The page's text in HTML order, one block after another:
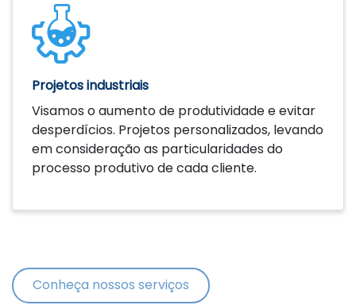
Projetos industriais
Visamos o aumento de produtividade e evitar
desperdícios. Projetos personalizados, levando
em consideração as particularidades do
processo produtivo de cada cliente.
Saiba mais
Conheça nossos serviços